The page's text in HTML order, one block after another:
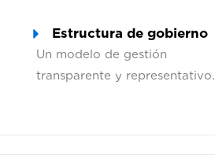
Estructura de gobierno
Un modelo de gestión
transparente y representativo.